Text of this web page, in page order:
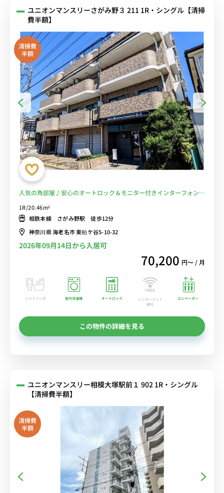
ユニオンマンスリーさがみ野３ 211 1R・シングル【清掃
費半額】
清掃費
半額
人気の角部屋♪安心のオートロック＆モニター付きインターフォン＆
本線沿線、海老名駅や横浜駅へ乗換なし■選べるWi-Fi格安レンタル
中！
1R/20.46m²
相鉄本線 さがみ野駅 徒歩12分
神奈川県 海老名市 東柏ケ谷5-10-32
2026年09月14日から入居可
70,200 円〜 / 月
バストイレ別 室内洗濯機 オートロック
インターネット
無料
エレベーター
この物件の詳細を見る
ユニオンマンスリー相模大塚駅前１ 902 1R・シングル
【清掃費半額】
清掃費
半額